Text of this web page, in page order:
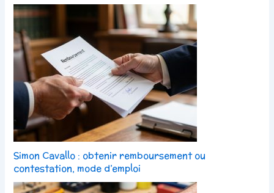
Simon Cavallo : obtenir remboursement ou
contestation, mode d’emploi